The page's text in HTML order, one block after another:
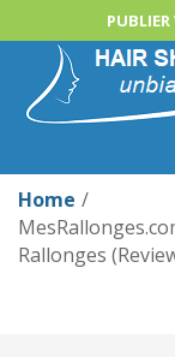
Home
Rallonges